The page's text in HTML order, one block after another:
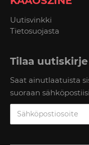
Uutisvinkki
Tietosuojasta
Tilaa uutiskirje
Saat ainutlaatuista
suoraan